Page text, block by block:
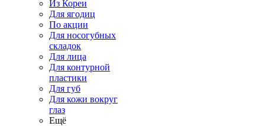
Из Кореи
Для ягодиц
По акции
Для носогубных
складок
Для лица
Для контурной
пластики
Для губ
Для кожи вокруг
глаз
Ещё